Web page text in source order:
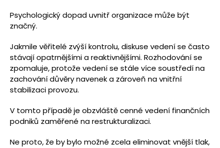
Psychologický dopad uvnitř organizace může být
značný.
Jakmile věřitelé zvýší kontrolu, diskuse vedení se často
stávají opatrnějšími a reaktivnějšími. Rozhodování se
zpomaluje, protože vedení se stále více soustředí na
zachování důvěry navenek a zároveň na vnitřní
stabilizaci provozu.
V tomto případě je obzvláště cenné vedení finančních
podniků zaměřené na restrukturalizaci.
Ne proto, že by bylo možné zcela eliminovat vnější tlak,